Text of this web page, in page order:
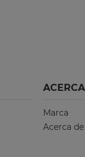
Marca
Acerca